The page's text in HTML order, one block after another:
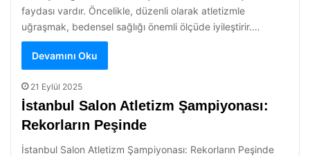
faydası vardır. Öncelikle, düzenli olarak atletizmle
uğraşmak, bedensel sağlığı önemli ölçüde iyileştirir.…
Devamını Oku
21 Eylül 2025
İstanbul Salon Atletizm Şampiyonası:
Rekorların Peşinde
İstanbul Salon Atletizm Şampiyonası: Rekorların Peşinde